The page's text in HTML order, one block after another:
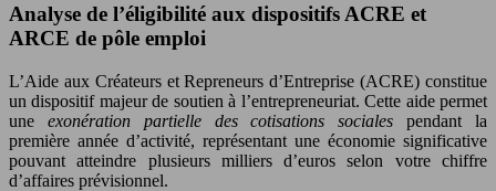
Analyse de l’éligibilité aux dispositifs ACRE et
ARCE de pôle emploi
L’Aide aux Créateurs et Repreneurs d’Entreprise (ACRE) constitue
un dispositif majeur de soutien à l’entrepreneuriat. Cette aide permet
une exonération partielle des cotisations socialespendant la
première année d’activité, représentant une économie significative
pouvant atteindre plusieurs milliers d’euros selon votre chiffre
d’affaires prévisionnel.